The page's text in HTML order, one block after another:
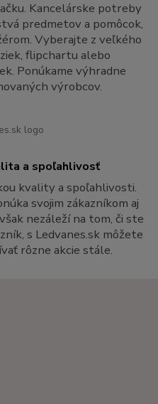
Kancelárske potreby
predmetov a pomôcok,
Vyberajte z veľkého
flipchartu alebo
Ponúkame výhradne
výrobcov.
a spoľahlivosť
kvality a spoľahlivosti.
svojim zákazníkom aj
nezáleží na tom, či ste
s Ledvanes.sk môžete
rôzne akcie stále.